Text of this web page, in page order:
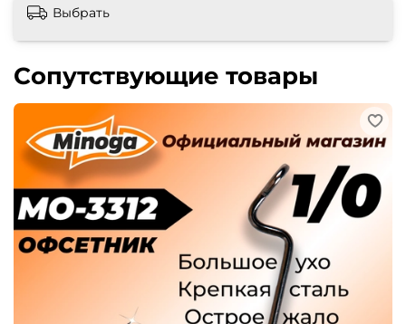
Выбрать
Сопутствующие товары